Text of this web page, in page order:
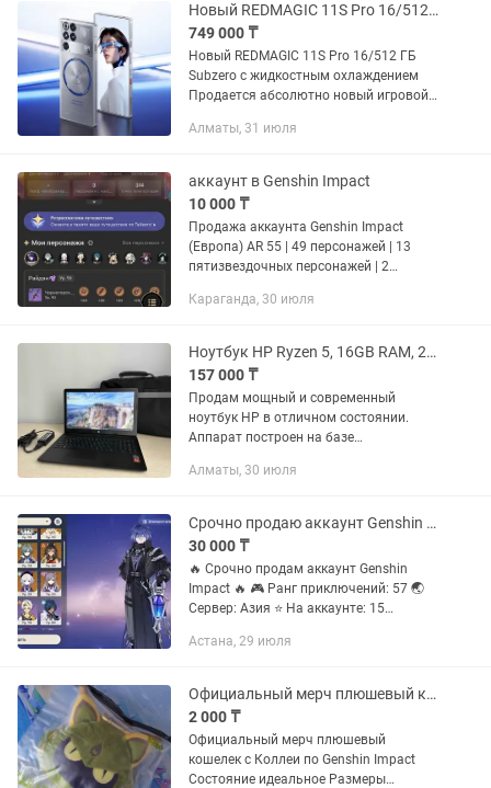
Новый REDMAGIC 11S Pro 16/512 ГБ заводская упаковка
749 000 ₸
Новый REDMAGIC 11S Pro 16/512 ГБ
Subzero с жидкостным охлаждением
Продается абсолютно новый игровой
в цвете Subzero — прозрачный
Алматы, 31 июля
аккаунт в Genshin Impact
10 000 ₸
Продажа аккаунта Genshin Impact
(Европа) AR 55 | 49 персонажей | 13
пятизвездочных персонажей | 2
персонажи: Райден (ур. 90, собрана),
Караганда, 30 июля
Ноутбук HP Ryzen 5, 16GB RAM, 256GB SSD, Radeon Vega 8 (8GB), Full HD
157 000 ₸
Продам мощный и современный
ноутбук HP в отличном состоянии.
Аппарат построен на базе
Ryzen 5, который в паре с 16 ГБ
невероятную...
Алматы, 30 июля
Срочно продаю аккаунт Genshin Impact( геншин импакт)
30 000 ₸
🔥 Срочно продам аккаунт Genshin
Impact 🔥 🎮 Ранг приключений: 57 🌏
Сервер: Азия ⭐ На аккаунте: 15
сигнатурных 5★ оружий 2 стандартных
Астана, 29 июля
Официальный мерч плюшевый кошелек с Коллеи по Genshin Impact
2 000 ₸
Официальный мерч плюшевый
кошелек с Коллеи по Genshin Impact
Состояние идеальное Размеры